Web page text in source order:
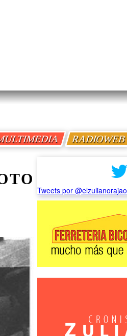
RADIOWEB
Tweets por @elzulianorajao